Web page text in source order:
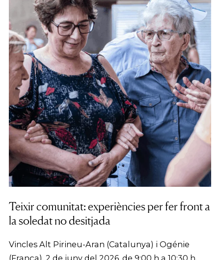
Teixir comunitat: experiències per fer front a
la soledat no desitjada
Vincles Alt Pirineu-Aran (Catalunya) i Ogénie
(França). 2 de juny del 2026, de 9:00 h a 10:30 h.